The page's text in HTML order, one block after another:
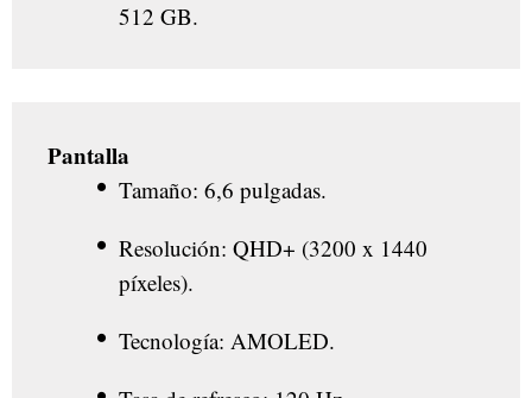
512 GB.
Pantalla
Tamaño: 6,6 pulgadas.
Resolución: QHD+ (3200 x 1440
píxeles).
Tecnología: AMOLED.